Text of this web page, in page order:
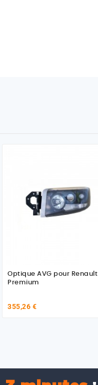
Optique AVG pour Renault
Premium
355,26 €